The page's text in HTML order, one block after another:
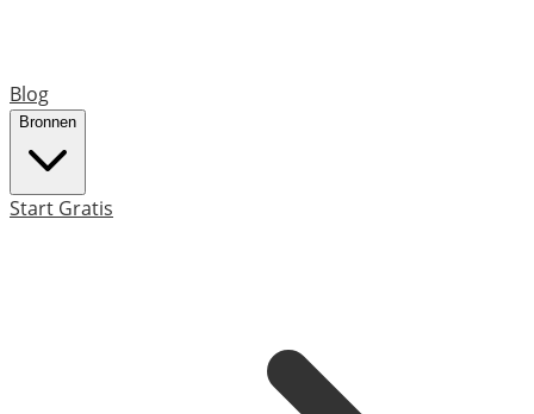
Blog
Bronnen
Start Gratis